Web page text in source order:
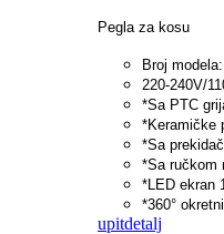
Pegla za kosu
Broj
220-240V/
*Sa PTC
*Keramičke
*Sa
*Sa ručkom
*LED ekran
*360°
upitdetalj